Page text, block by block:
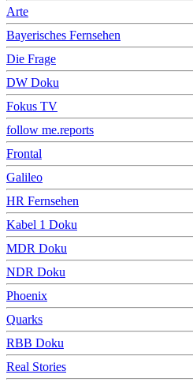
Arte
Bayerisches Fernsehen
Die Frage
DW Doku
Fokus TV
follow me.reports
Frontal
Galileo
HR Fernsehen
Kabel 1 Doku
MDR Doku
NDR Doku
Phoenix
Quarks
RBB Doku
Real Stories